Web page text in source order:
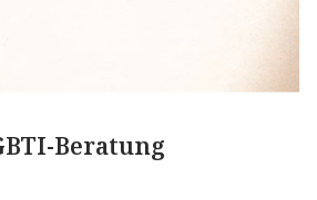
Beratung